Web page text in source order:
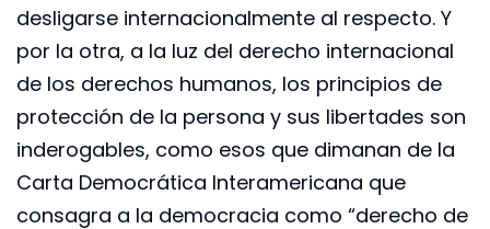
desligarse internacionalmente al respecto. Y
por la otra, a la luz del derecho internacional
de los derechos humanos, los principios de
protección de la persona y sus libertades son
inderogables, como esos que dimanan de la
Carta Democrática Interamericana que
consagra a la democracia como “derecho de